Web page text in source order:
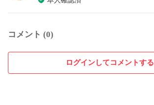
コメント (0)
ログインしてコメントする